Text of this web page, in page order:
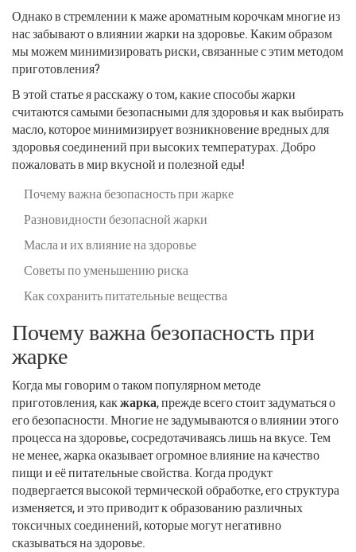
Однако в стремлении к маже ароматным корочкам многие из
нас забывают о влиянии жарки на здоровье. Каким образом
мы можем минимизировать риски, связанные с этим методом
приготовления?
В этой статье я расскажу о том, какие способы жарки
считаются самыми безопасными для здоровья и как выбирать
масло, которое минимизирует возникновение вредных для
здоровья соединений при высоких температурах. Добро
пожаловать в мир вкусной и полезной еды!
Почему важна безопасность при жарке
Разновидности безопасной жарки
Масла и их влияние на здоровье
Советы по уменьшению риска
Как сохранить питательные вещества
Почему важна безопасность при
жарке
Когда мы говорим о таком популярном методе
приготовления, какжарка, прежде всего стоит задуматься о
его безопасности. Многие не задумываются о влиянии этого
процесса на здоровье, сосредотачиваясь лишь на вкусе. Тем
не менее, жарка оказывает огромное влияние на качество
пищи и её питательные свойства. Когда продукт
подвергается высокой термической обработке, его структура
изменяется, и это приводит к образованию различных
токсичных соединений, которые могут негативно
сказываться на здоровье.